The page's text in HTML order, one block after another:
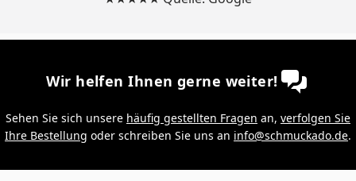
Wir helfen Ihnen gerne weiter!
Sehen Sie sich unsere häufig gestellten Fragen an, verfolgen Sie
Ihre Bestellung oder schreiben Sie uns an info@schmuckado.de.